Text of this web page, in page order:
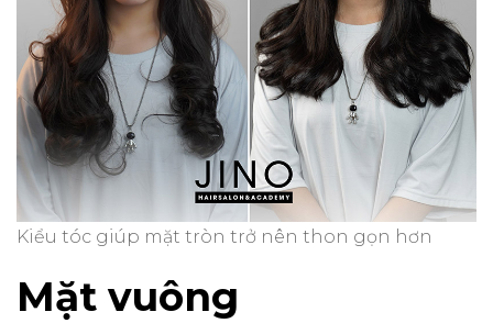
Kiểu tóc giúp mặt tròn trở nên thon gọn hơn
Mặt vuông